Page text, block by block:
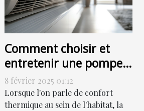
Comment choisir et
entretenir une pompe à
chaleur air-air
efficacement
8 février 2025 01:12
Lorsque l'on parle de confort
thermique au sein de l'habitat, la